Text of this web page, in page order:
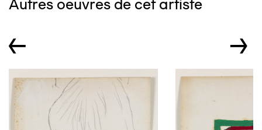
Autres oeuvres de cet artiste
← →